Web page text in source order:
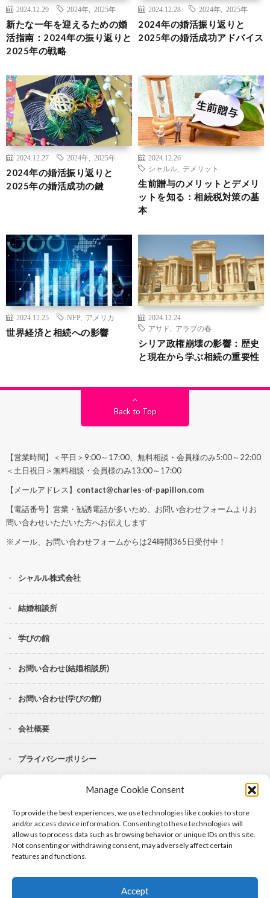
Manage Cookie Consent
To provide the best experiences, we use technologies like cookies to store
and/or access device information. Consenting to these technologies will
allow us to process data such as browsing behavior or unique IDs on this site.
Not consenting or withdrawing consent, may adversely affect certain
features and functions.
Accept
2024.12.29 2024年 2025年
新たな一年を迎えるための婚
活指南：2024年の振り返りと
2025年の戦略
2024.12.28 2024年 2025年
2024年の婚活振り返りと
2025年の婚活成功アドバイス
2024.12.27 2024年 2025年
2024年の婚活振り返りと
2025年の婚活成功の鍵
2024.12.26
シャルル
デメリット
生前贈与のメリットとデメリ
ットを知る：相続税対策の基
本
2024.12.25 NFP アメリカ
世界経済と相続への影響
2024.12.24
アサド
アラブの春
シリア政権崩壊の影響：歴史
と現在から学ぶ相続の重要性
Back to Top
【営業時間】＜平日＞9:00～17:00、無料相談・会員様のみ5:00～22:00
＜土日祝日＞無料相談・会員様のみ13:00～17:00
【メールアドレス】 contact@charles-of-papillon.com
【電話番号】営業・勧誘電話が多いため、お問い合わせフォームよりお
問い合わせいただいた方へお伝えします
※メール、お問い合わせフォームからは24時間365日受付中！
シャルル株式会社
結婚相談所
学びの館
お問い合わせ(結婚相談所)
お問い合わせ(学びの館)
会社概要
プライバシーポリシー
Lit.Link